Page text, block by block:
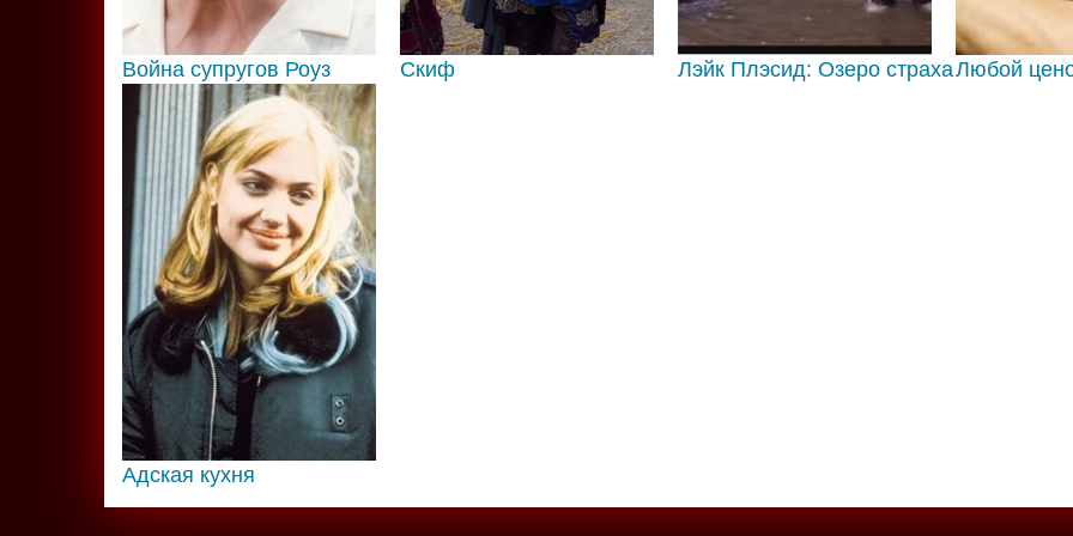
Война супругов Роуз Скиф Лэйк Плэсид: Озеро страхаЛюбой
Адская кухня